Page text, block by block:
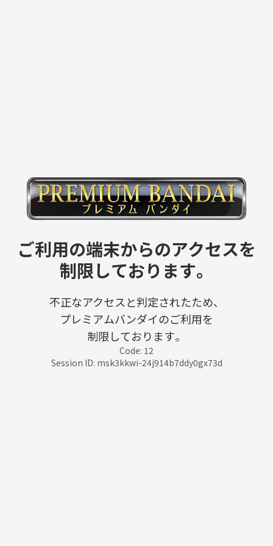
ご利用の端末からのアクセスを
制限しております。
不正なアクセスと判定されたため、
プレミアムバンダイのご利用を
制限しております。
Code: 12
Session ID: msk3kkwi-24j914b7ddy0gx73d